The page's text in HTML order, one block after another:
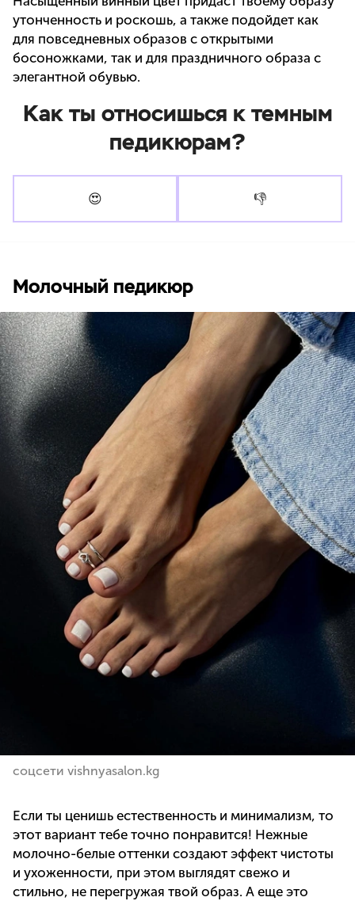
утонченность и роскошь, а также подойдет как
для повседневных образов с открытыми
босоножками, так и для праздничного образа с
элегантной обувью.
Как ты относишься к темным
педикюрам?
😍 👎
Молочный педикюр
соцсети vishnyasalon.kg
Если ты ценишь естественность и минимализм, то
этот вариант тебе точно понравится! Нежные
молочно-белые оттенки создают эффект чистоты
и ухоженности, при этом выглядят свежо и
стильно, не перегружая твой образ. А еще это